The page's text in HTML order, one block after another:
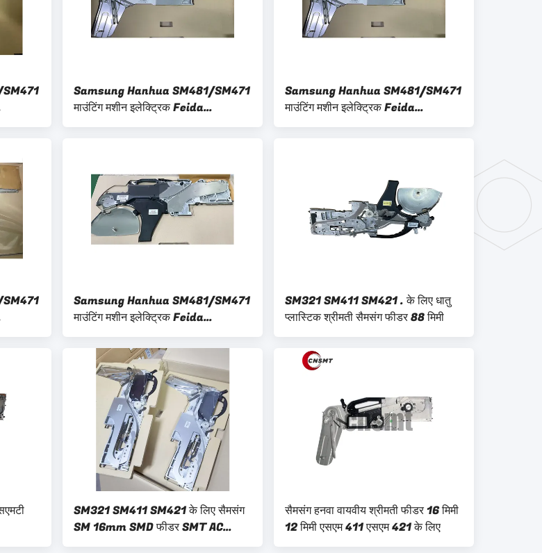
पर
Samsung Hanhua SM481/SM471
माउंटिंग मशीन इलेक्ट्रिक Feida
SM8MM-12-16-24-32MM रैक पर
Samsung Hanhua SM481/SM471
माउंटिंग मशीन इलेक्ट्रिक Feida
SM8MM-12-16-24-32MM रैक पर
पर
Samsung Hanhua SM481/SM471
माउंटिंग मशीन इलेक्ट्रिक Feida
SM8MM-12-16-24-32MM रैक पर
SM321 SM411 SM421 . के लिए धातु
प्लास्टिक श्रीमती सैमसंग फीडर 88 मिमी
SM321 SM411 SM421 के लिए सैमसंग
SM 16mm SMD फीडर SMT AC
200V
सैमसंग हनवा वायवीय श्रीमती फीडर 16 मिमी
12 मिमी एसएम 411 एसएम 421 के लिए